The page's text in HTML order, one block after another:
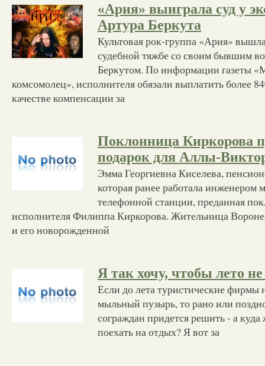
«Ария» выиграла суд у
Артура Беркута
Культовая рок-группа «Ария»
судебной тяжбе со своим бывшим
Беркутом. По информации газеты
комсомолец», исполнителя обязали выплатить более
качестве компенсации за
Поклонница Киркорова
подарок для Аллы-
Эмма Георгиевна Киселева,
которая ранее работала инженером
телефонной станции, преданная
исполнителя Филиппа Киркорова. Жительница
и его новорожденной
Я так хочу, чтобы лето
Если до лета туристические фирмы
мыльный пузырь, то рано или
сограждан придется решить - а куда
поехать на отдых? Я вот за